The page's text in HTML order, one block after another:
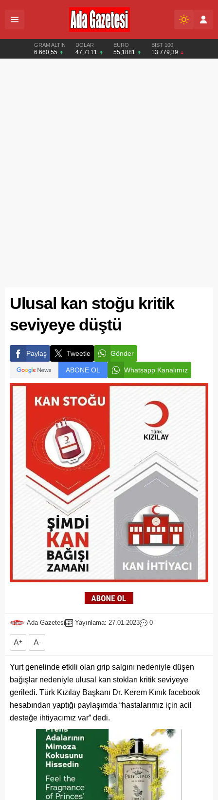
GRAM ALTIN
6.660,55
DOLAR
47,7111
EURO
55,1881
BIST 100
13.779,39
Ulusal kan stoğu kritik
seviyeye düştü
Paylaş Tweetle Gönder
ABONE OL Whatsapp Kanalımız
Ada Gazetesi Yayınlama: 27.01.2023 0
A+ A-
Yurt genelinde etkili olan grip salgını nedeniyle düşen
bağışlar nedeniyle ulusal kan stokları kritik seviyeye
geriledi. Türk Kızılay Başkanı Dr. Kerem Kınık facebook
hesabından yaptığı paylaşımda “hastalarımız için acil
desteğe ihtiyacımız var” dedi.